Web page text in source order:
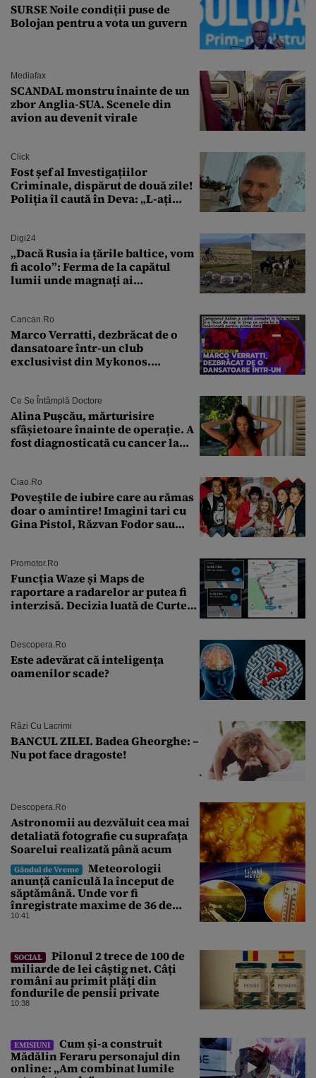
SURSE Noile condiții puse de
Bolojan pentru a vota un guvern
Mediafax
SCANDAL monstru înainte de un
zbor Anglia-SUA. Scenele din
avion au devenit virale
Click
Fost șef al Investigațiilor
Criminale, dispărut de două zile!
Poliția îl caută în Deva: „L-ați
Digi24
„Dacă Rusia ia țările baltice, vom
fi acolo”: Ferma de la capătul
lumii unde magnați ai
Cancan.ro
Marco Verratti, dezbrăcat de o
dansatoare într-un club
exclusivist din Mykonos.
Ce Se Întâmplă Doctore
Alina Pușcău, mărturisire
sfâșietoare înainte de operație. A
fost diagnosticată cu cancer la
îmi salvez viața”
Ciao.ro
Poveştile de iubire care au rămas
doar o amintire! Imagini tari cu
Gina Pistol, Răzvan Fodor sau
Promotor.ro
Funcția Waze și Maps de
raportare a radarelor ar putea fi
interzisă. Decizia luată de Curtea
Descopera.ro
Este adevărat că inteligența
oamenilor scade?
Râzi Cu Lacrimi
BANCUL ZILEI. Badea Gheorghe: –
Nu pot face dragoste!
Descopera.ro
Astronomii au dezvăluit cea mai
detaliată fotografie cu suprafața
Soarelui realizată până acum
Gândul de Vreme
Meteorologii
anunță caniculă la început de
săptămână. Unde vor fi
înregistrate maxime de 36 de
grade. ANM, informații de ultimă
10:41
SOCIAL
Pilonul 2 trece de 100 de
miliarde de lei câștig net. Câți
români au primit plăți din
fondurile de pensii private
10:38
EMISIUNI
Cum și-a construit
Mădălin Feraru personajul din
online: „Am combinat lumile